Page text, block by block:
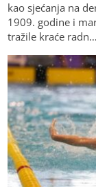
kao sjećanja na
1909. godine i
tražile kraće radn…